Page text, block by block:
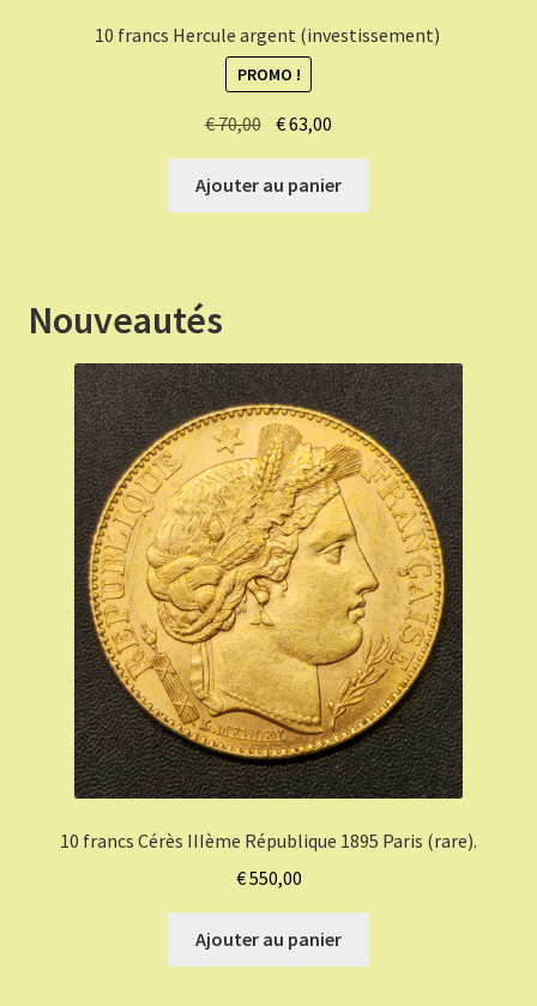
10 francs Hercule argent (investissement)
PROMO !
€70,00 Le
initial
était :
€63,00
actuel
est :
Ajouter au panier
Nouveautés
10 francs Cérès IIIème République 1895 Paris (rare).
€550,00
Ajouter au panier